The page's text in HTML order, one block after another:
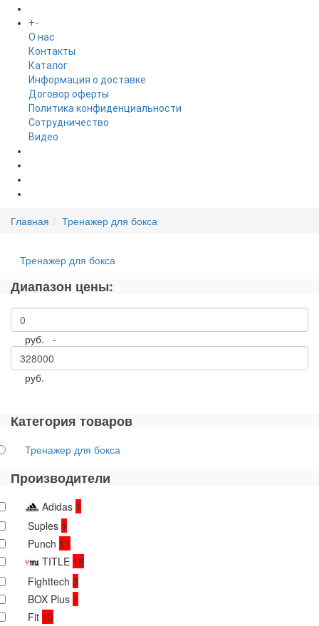
+-
O нас
Контакты
Каталог
Информация о доставке
Договор оферты
Политика конфиденциальности
Сотрудничество
Видео
Главная Тренажер для бокса
Тренажер для бокса
Диапазон цены:
руб. -
руб.
Категория товаров
Тренажер для бокса
Производители
Adidas 1
Suples 1
Punch 11
TITLE 18
Fighttech 3
BOX Plus 1
Fit 13